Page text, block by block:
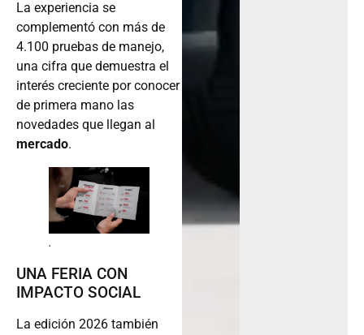
La experiencia se
complementó con más de
4.100 pruebas de manejo,
una cifra que demuestra el
interés creciente por conocer
de primera mano las
novedades que llegan al
mercado.
.
UNA FERIA CON
IMPACTO SOCIAL
La edición 2026 también